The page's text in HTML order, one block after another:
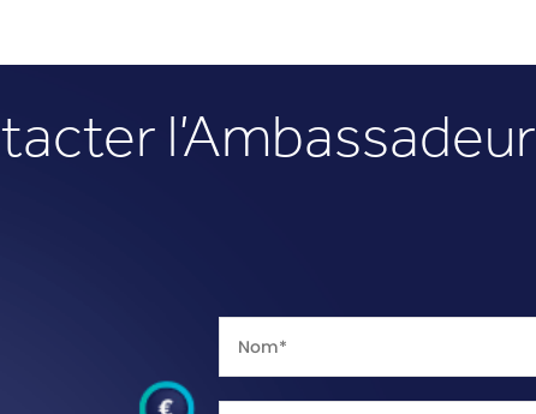
l’Ambassadeur